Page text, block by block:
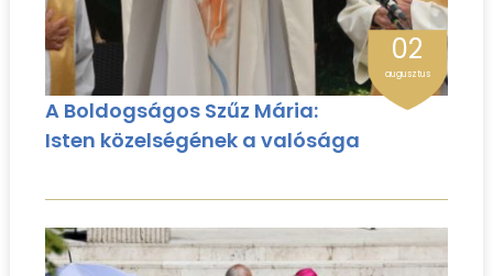
A Boldogságos Szűz Mária:
Isten közelségének a valósága
02
augusztus